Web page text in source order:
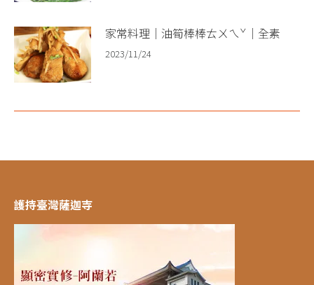
家常料理｜油筍棒棒ㄊㄨㄟˇ｜全素
2023/11/24
護持臺灣薩迦寺